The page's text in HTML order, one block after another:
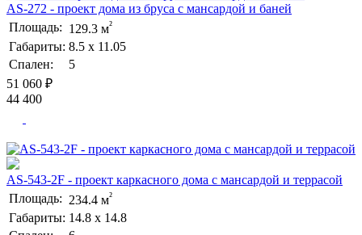
AS-272 - проект дома из бруса с мансардой и баней
Площадь: 129.3 м²
Габариты: 8.5 х 11.05
Спален:
5
51 060 ₽
44 400
AS-543-2F - проект каркасного дома с мансардой и террасой
Площадь: 234.4 м²
Габариты: 14.8 х 14.8